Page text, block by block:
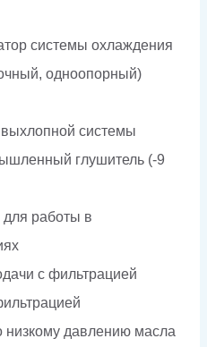
системы охлаждения
одноопорный)
выхлопной системы
глушитель (-9
работы в
с фильтрацией
давлению масла